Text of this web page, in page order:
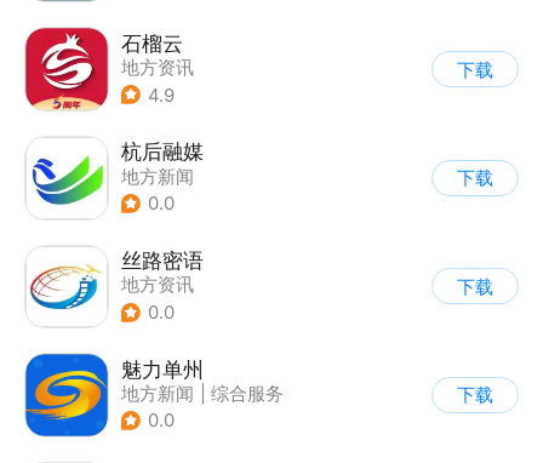
石榴云
地方资讯
4.9
下载
杭后融媒
地方新闻
0.0
下载
丝路密语
地方资讯
0.0
下载
魅力单州
地方新闻
综合服务
0.0
下载